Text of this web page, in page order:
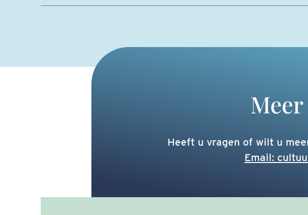
Heeft u vragen of wilt u
Email: